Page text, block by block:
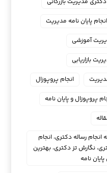
دکتری مدیریت بازرگانی
انجام پایان نامه مدیریت
آموزشی
بازاریابی
انجام پروپوزال
پروپوزال و پایان نامه
رساله دکتری، انجام
نگارش تز دکتری، بهترین
نامه